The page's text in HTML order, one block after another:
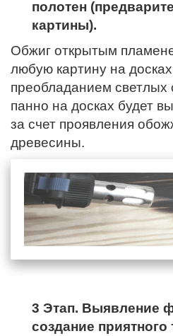
полотен
картины).
Обжиг открытым
любую картину на
преобладанием
панно на досках будет
за счет проявления
древесины.
3 Этап. Выявление
создание приятного